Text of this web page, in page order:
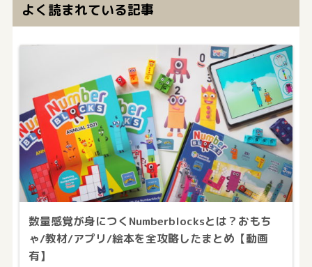
よく読まれている記事
数量感覚が身につくNumberblocksとは？おもち
ゃ/教材/アプリ/絵本を全攻略したまとめ【動画
有】